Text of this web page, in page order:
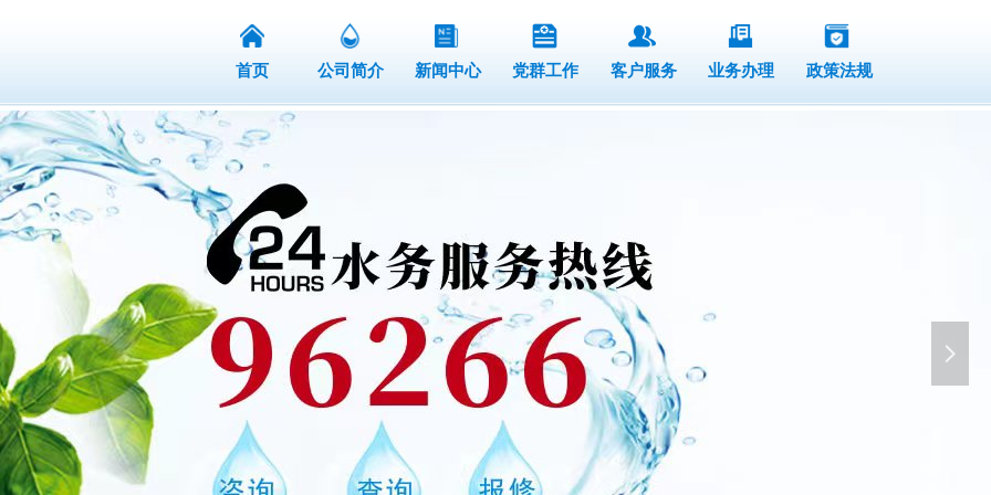
넲
首页 公司简介 新闻中心 党群工作 客户服务 业务办理 政策法规